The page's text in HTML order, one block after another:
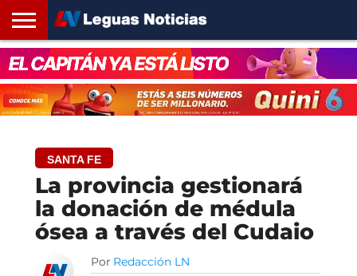
INICIO
SANTA
FE
ROSARIO24
REGIONES
ARGENTINA
OPINIÓN
CONTACTO
SANTA FE
La provincia gestionará
la donación de médula
ósea a través del Cudaio
Por Redacción LN